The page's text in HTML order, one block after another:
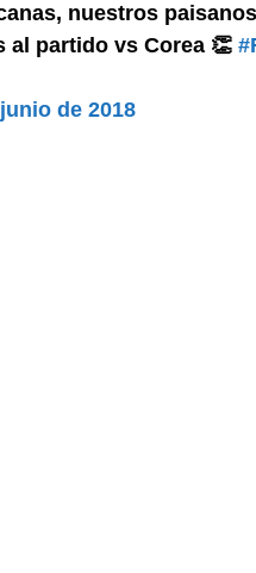
nuestros
al partido vs Corea 👏
de 2018